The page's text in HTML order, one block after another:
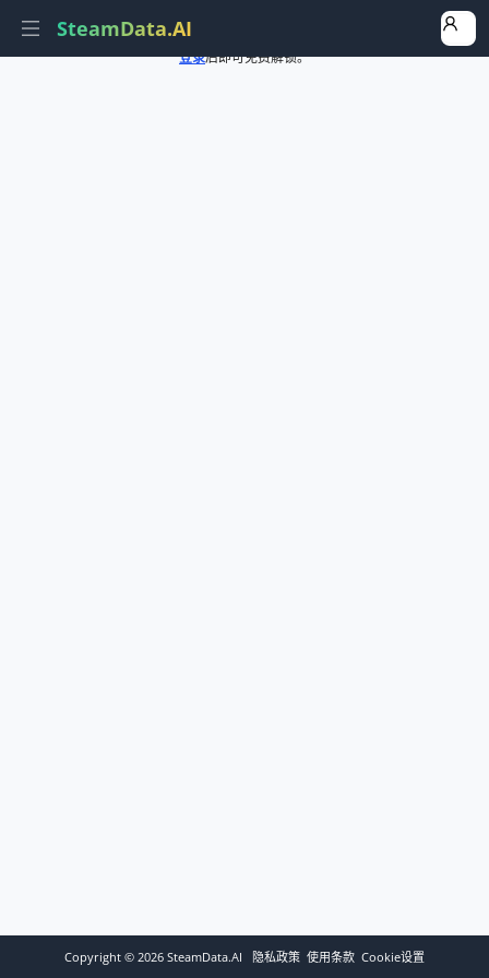
SteamData.AI
登录后即可免费解锁。
Copyright © 2026 SteamData.AI 隐私政策 使用条款 Cookie设置